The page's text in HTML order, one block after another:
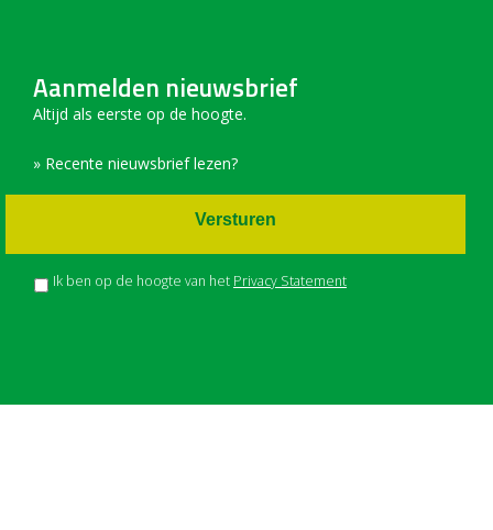
Aanmelden nieuwsbrief
Altijd als eerste op de hoogte.
» Recente nieuwsbrief lezen?
Ik ben op de hoogte van het Privacy Statement
Versturen